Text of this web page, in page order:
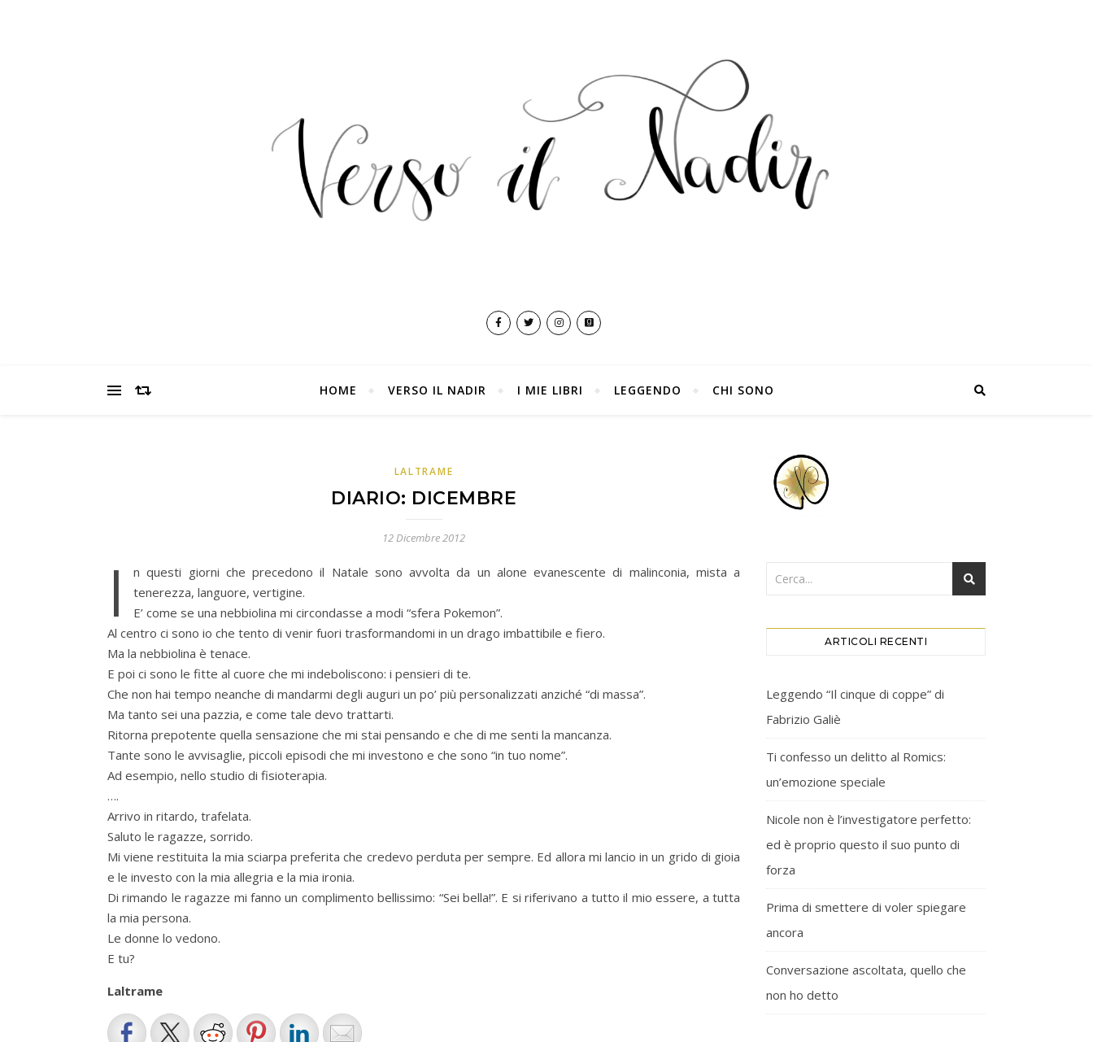
HOME VERSO IL NADIR I MIE LIBRI LEGGENDO CHI SONO
LALTRAME
DIARIO: DICEMBRE
12 Dicembre 2012
I
n questi giorni che precedono il Natale sono avvolta da un alone evanescente di malinconia, mista a
tenerezza, languore, vertigine.
E’ come se una nebbiolina mi circondasse a modi “sfera Pokemon”.
Al centro ci sono io che tento di venir fuori trasformandomi in un drago imbattibile e fiero.
Ma la nebbiolina è tenace.
E poi ci sono le fitte al cuore che mi indeboliscono: i pensieri di te.
Che non hai tempo neanche di mandarmi degli auguri un po’ più personalizzati anziché “di massa”.
Ma tanto sei una pazzia, e come tale devo trattarti.
Ritorna prepotente quella sensazione che mi stai pensando e che di me senti la mancanza.
Tante sono le avvisaglie, piccoli episodi che mi investono e che sono “in tuo nome”.
Ad esempio, nello studio di fisioterapia.
….
Arrivo in ritardo, trafelata.
Saluto le ragazze, sorrido.
Mi viene restituita la mia sciarpa preferita che credevo perduta per sempre. Ed allora mi lancio in un grido di gioia
e le investo con la mia allegria e la mia ironia.
Di rimando le ragazze mi fanno un complimento bellissimo: “Sei bella!”. E si riferivano a tutto il mio essere, a tutta
la mia persona.
Le donne lo vedono.
E tu?
Laltrame
ARTICOLI RECENTI
Leggendo “Il cinque di coppe” di
Fabrizio Galiè
Ti confesso un delitto al Romics:
un’emozione speciale
Nicole non è l’investigatore perfetto:
ed è proprio questo il suo punto di
forza
Prima di smettere di voler spiegare
ancora
Conversazione ascoltata, quello che
non ho detto